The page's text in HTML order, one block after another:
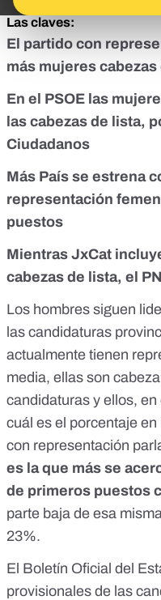
Las claves:
El partido con
más mujeres
En el PSOE las
las cabezas de lista,
Ciudadanos
Más País se estrena
representación
puestos
Mientras JxCat
cabezas de lista, el
Los hombres siguen
las candidaturas
actualmente tienen
media, ellas son
candidaturas y ellos,
cuál es el porcentaje
con representación
es la que más se
de primeros puestos
parte baja de esa
23%.
El Boletín Oficial del
provisionales de las